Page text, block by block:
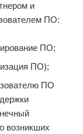
и
ПО:
ПО;
ПО);
ПО
возникших